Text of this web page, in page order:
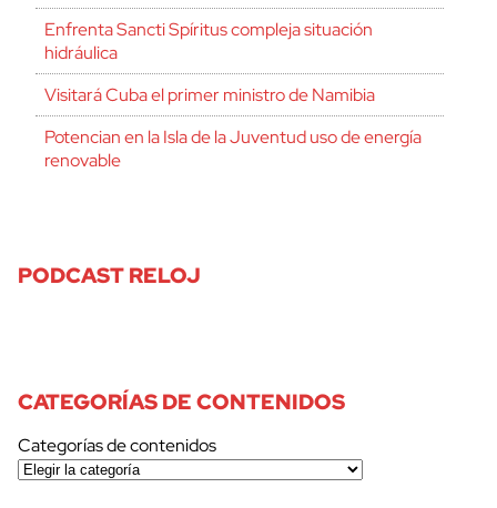
Enfrenta Sancti Spíritus compleja situación
hidráulica
Visitará Cuba el primer ministro de Namibia
Potencian en la Isla de la Juventud uso de energía
renovable
PODCAST RELOJ
CATEGORÍAS DE CONTENIDOS
Categorías de contenidos